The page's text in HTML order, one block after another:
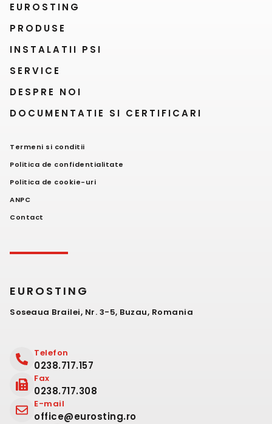
EUROSTING
PRODUSE
INSTALATII PSI
SERVICE
DESPRE NOI
DOCUMENTATIE SI CERTIFICARI
Termeni si conditii
Politica de confidentialitate
Politica de cookie-uri
ANPC
Contact
EUROSTING
Soseaua Brailei, Nr. 3-5, Buzau, Romania
Telefon
0238.717.157
Fax
0238.717.308
E-mail
office@eurosting.ro